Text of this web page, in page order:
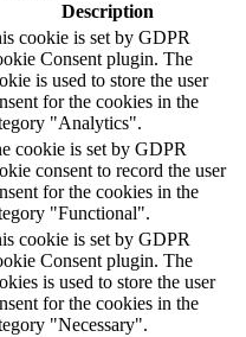
Description
cookie is set by GDPR
Consent plugin. The
is used to store the user
for the cookies in the
"Analytics".
cookie is set by GDPR
consent to record the user
for the cookies in the
"Functional".
cookie is set by GDPR
Consent plugin. The
is used to store the user
for the cookies in the
"Necessary".